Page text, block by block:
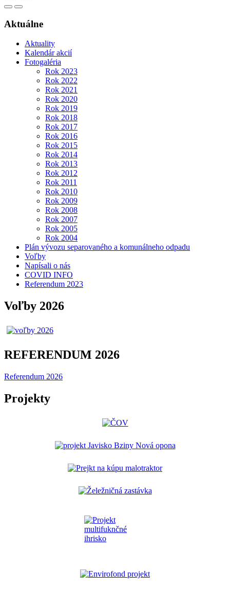
Aktuálne
Aktuality
Kalendár akcií
Fotogaléria
Rok 2023
Rok 2022
Rok 2021
Rok 2020
Rok 2019
Rok 2018
Rok 2017
Rok 2016
Rok 2015
Rok 2014
Rok 2013
Rok 2012
Rok 2011
Rok 2010
Rok 2009
Rok 2008
Rok 2007
Rok 2005
Rok 2004
Plán vývozu separovaného a komunálneho odpadu
Voľby
Napísali o nás
COVID INFO
Referendum 2023
Voľby 2026
REFERENDUM 2026
Referendum 2026
Projekty